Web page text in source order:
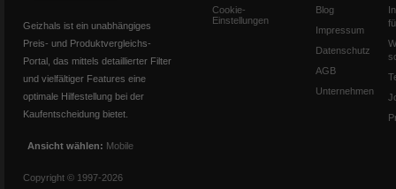
Geizhals ist ein unabhängiges
Preis- und Produktvergleichs-
Portal, das mittels detaillierter Filter
und vielfältiger Features eine
optimale Hilfestellung bei der
Kaufentscheidung bietet.
Ansicht wählen: Mobile
Copyright © 1997-2026
Cookie-
Einstellungen
Blog
Impressum
Datenschutz
AGB
Unternehmen